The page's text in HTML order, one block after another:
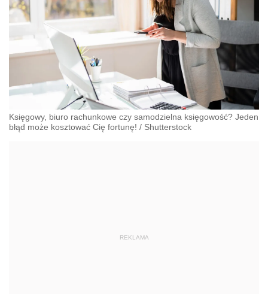
Księgowy, biuro rachunkowe czy samodzielna księgowość? Jeden
błąd może kosztować Cię fortunę! / Shutterstock